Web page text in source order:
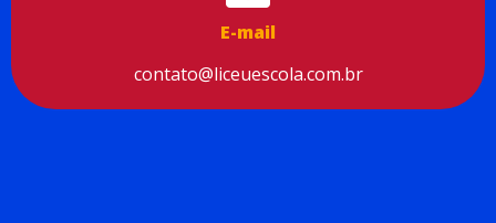
E-mail
contato@liceuescola.com.br